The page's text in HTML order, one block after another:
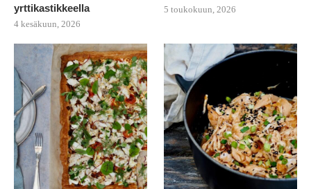
yrttikastikkeella
4 kesäkuun, 2026
5 toukokuun, 2026